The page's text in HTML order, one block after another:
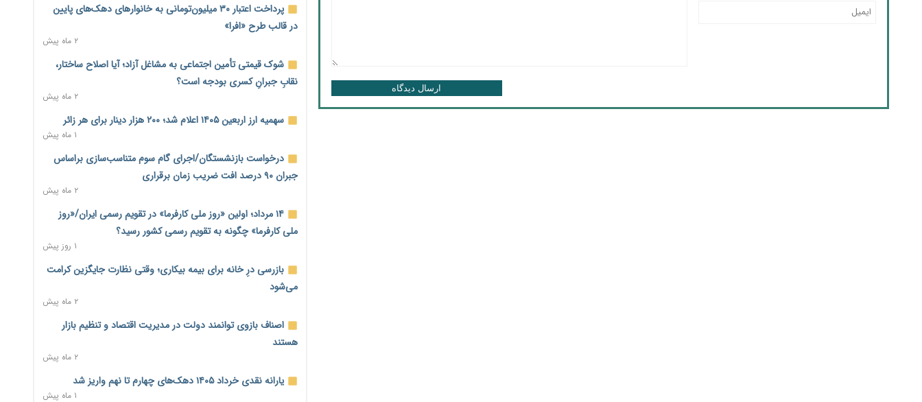
ارسال دیدگاه
ترمز تولید خودرو کشیده شد؛ افت ۲۵ درصدی تیراژ ایران‌خودرو،
سایپا و پارس‌خودرو
۱ روز پیش
بنگاه‌داری بانک‌ها؛ مانع بزرگ خانه‌دار شدن مستأجران
نماینده مجلس: توسعه مرزهای زمینی به راهبرد تأمین کالاهای
اساسی تبدیل شود
۱ روز پیش
خانه کارگر قزوین: شکاف دستمزد و هزینه معیشت هر روز عمیق‌تر
می‌شود
۱ روز پیش
رئیس سازمان امور مالیاتی: بلاگرهای پردرآمد مشمول پرداخت
مالیات هستند
۱ روز پیش
پیش‌بینی افزایش تولید برنج؛ نیاز وارداتی کشور به ۵۰۰ هزار تن
کاهش می‌یابد
۱ روز پیش
میلیارد دلاری
۱ روز پیش
اختیارات جدید گمرکات برای تمدید ورود موقت کالا و خودرو تا
پرداخت اعتبار ۳۰ میلیون‌تومانی به خانوارهای دهک‌های پایین
در قالب طرح «افرا»
۲ ماه پیش
شوک قیمتی تأمین اجتماعی به مشاغل آزاد؛ آیا اصلاح ساختار،
نقابِ جبرانِ کسری بودجه است؟
۲ ماه پیش
سهمیه ارز اربعین ۱۴۰۵ اعلام شد؛ ۲۰۰ هزار دینار برای هر زائر
۱ ماه پیش
درخواست بازنشستگان/اجرای گام سوم متناسب‌سازی براساس
جبران ۹۰ درصد افت ضریب زمان برقراری
۲ ماه پیش
۱۴ مرداد؛ اولین «روز ملی کارفرما» در تقویم رسمی ایران/«روز
ملی کارفرما» چگونه به تقویم رسمی کشور رسید؟
۱ روز پیش
بازرسی درِ خانه برای بیمه بیکاری؛ وقتی نظارت جایگزین کرامت
می‌شود
۲ ماه پیش
اصناف بازوی توانمند دولت در مدیریت اقتصاد و تنظیم بازار
هستند
۲ ماه پیش
یارانه نقدی خرداد ۱۴۰۵ دهک‌های چهارم تا نهم واریز شد
۱ ماه پیش